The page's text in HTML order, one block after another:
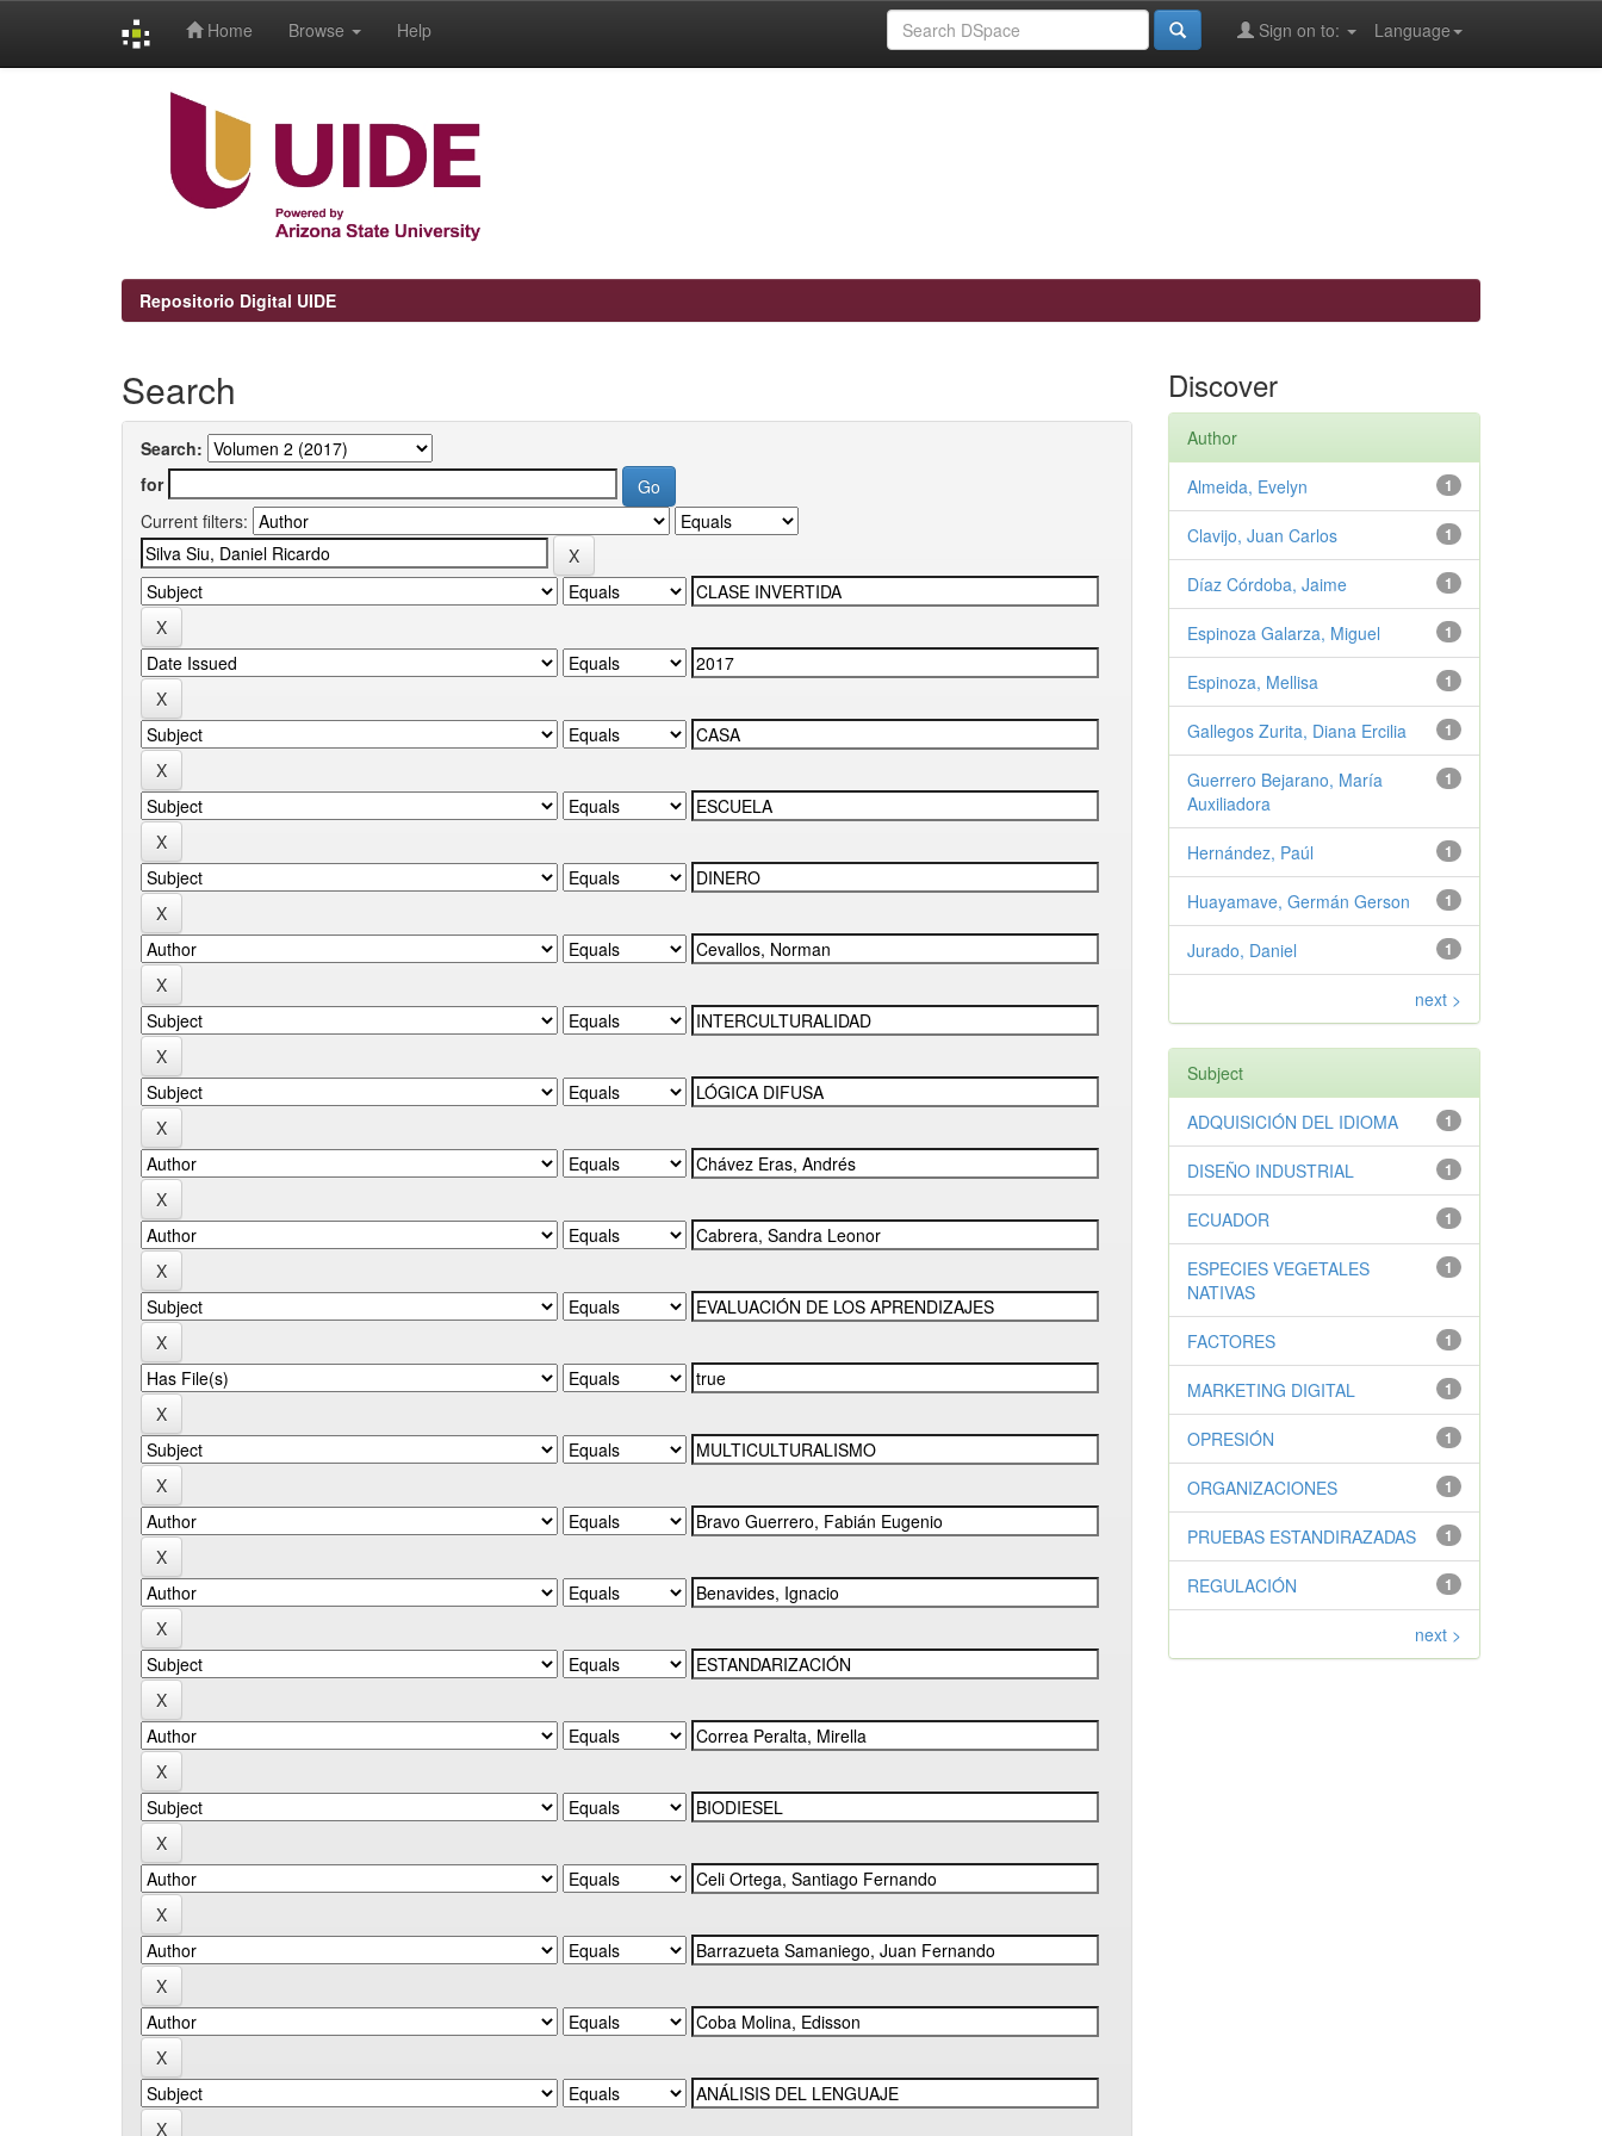
Home Browse Help Language
Sign on to:
Repositorio Digital UIDE
Search
Search:
for
Current filters:
Discover
Author
1
Almeida, Evelyn
1
Clavijo, Juan Carlos
1
Díaz Córdoba, Jaime
1
Espinoza Galarza, Miguel
1
Espinoza, Mellisa
1
Gallegos Zurita, Diana Ercilia
1
Guerrero Bejarano, María
Auxiliadora
1
Hernández, Paúl
1
Huayamave, Germán Gerson
1
Jurado, Daniel
next >
Subject
1
ADQUISICIÓN DEL IDIOMA
1
DISEÑO INDUSTRIAL
1
ECUADOR
1
ESPECIES VEGETALES
NATIVAS
1
FACTORES
1
MARKETING DIGITAL
1
OPRESIÓN
1
ORGANIZACIONES
1
PRUEBAS ESTANDIRAZADAS
1
REGULACIÓN
next >